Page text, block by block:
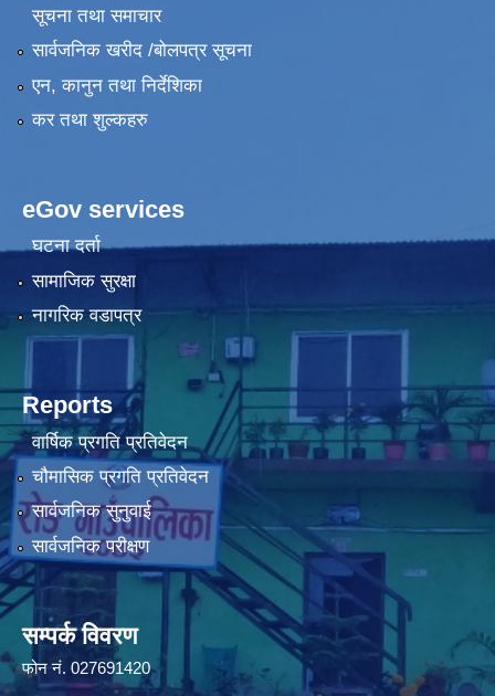
सूचना तथा समाचार
सार्वजनिक खरीद /बोलपत्र सूचना
एन, कानुन तथा निर्देशिका
कर तथा शुल्कहरु
eGov services
घटना दर्ता
सामाजिक सुरक्षा
नागरिक वडापत्र
Reports
वार्षिक प्रगति प्रतिवेदन
चौमासिक प्रगति प्रतिवेदन
सार्वजनिक सुनुवाई
सार्वजनिक परीक्षण
सम्पर्क विवरण
फोन न‌ं. 027691420